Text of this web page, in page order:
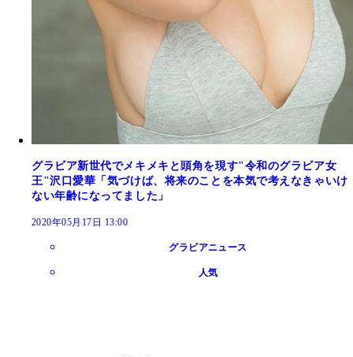
グラビア新世代でメキメキと頭角を現す"令和のグラビア女
王"沢口愛華「気づけば、将来のことを本気で考えなきゃいけ
ない年齢になってました」
2020年05月17日 13:00
グラビアニュース
人気